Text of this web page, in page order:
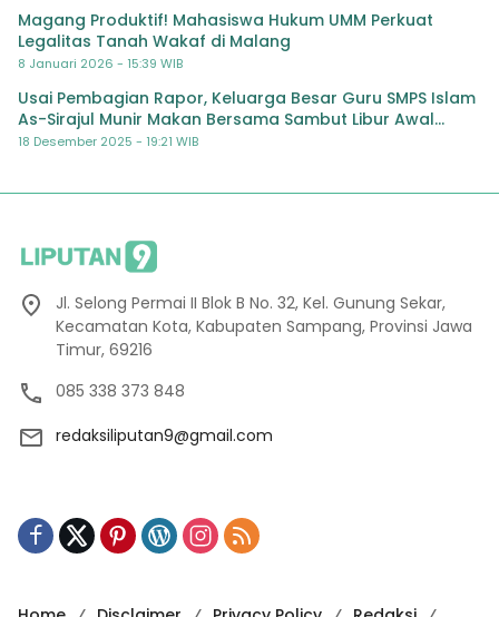
Magang Produktif! Mahasiswa Hukum UMM Perkuat
Legalitas Tanah Wakaf di Malang
8 Januari 2026 - 15:39 WIB
Usai Pembagian Rapor, Keluarga Besar Guru SMPS Islam
As-Sirajul Munir Makan Bersama Sambut Libur Awal
Semester
18 Desember 2025 - 19:21 WIB
Jl. Selong Permai II Blok B No. 32, Kel. Gunung Sekar,
Kecamatan Kota, Kabupaten Sampang, Provinsi Jawa
Timur, 69216
085 338 373 848
redaksiliputan9@gmail.com